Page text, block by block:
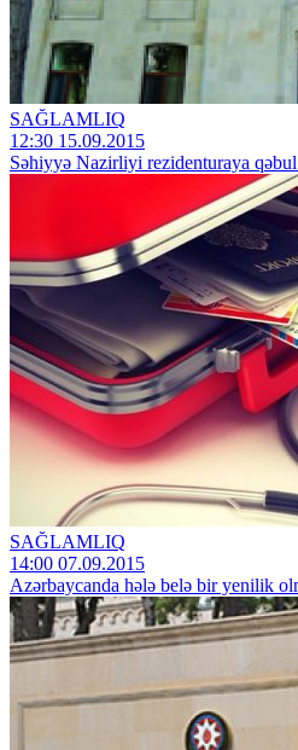
SAĞLAMLIQ
12:30 15.09.2015
Səhiyyə Nazirliyi rezidenturaya
SAĞLAMLIQ
14:00 07.09.2015
Azərbaycanda hələ belə bir yenilik